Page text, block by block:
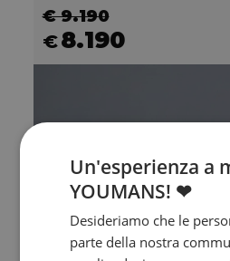
€ 9.190
€8.190
Un'esperienza a
YOUMANS! ❤
Desideriamo che le
parte della nostra